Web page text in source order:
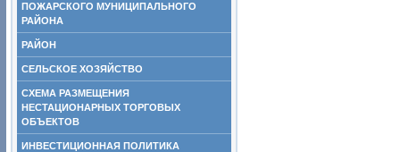
ПОЖАРСКОГО МУНИЦИПАЛЬНОГО
РАЙОНА
РАЙОН
СЕЛЬСКОЕ ХОЗЯЙСТВО
СХЕМА РАЗМЕЩЕНИЯ
НЕСТАЦИОНАРНЫХ ТОРГОВЫХ
ОБЪЕКТОВ
ИНВЕСТИЦИОННАЯ ПОЛИТИКА